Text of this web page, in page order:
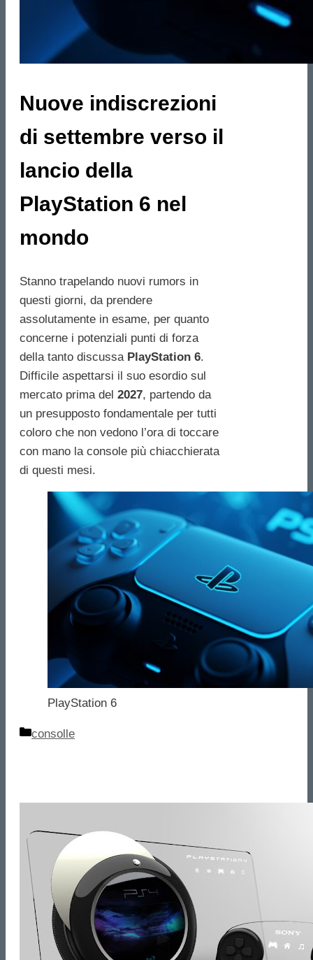
Nuove indiscrezioni
di settembre verso il
lancio della
PlayStation 6 nel
mondo
Stanno trapelando nuovi rumors in
questi giorni, da prendere
assolutamente in esame, per quanto
concerne i potenziali punti di forza
della tanto discussa PlayStation 6.
Difficile aspettarsi il suo esordio sul
mercato prima del 2027, partendo da
un presupposto fondamentale per tutti
coloro che non vedono l’ora di toccare
con mano la console più chiacchierata
di questi mesi.
PlayStation 6
Categorie
consolle